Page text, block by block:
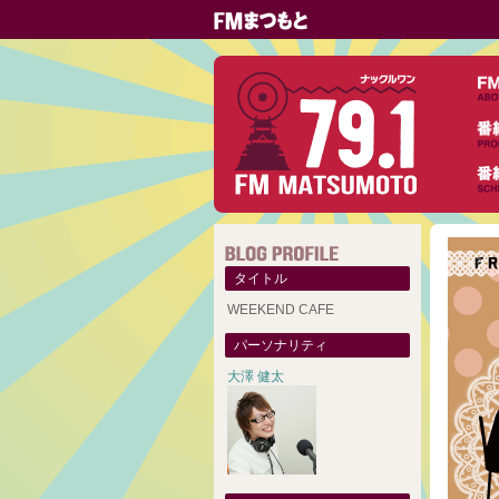
タイトル
WEEKEND CAFE
パーソナリティ
大澤 健太